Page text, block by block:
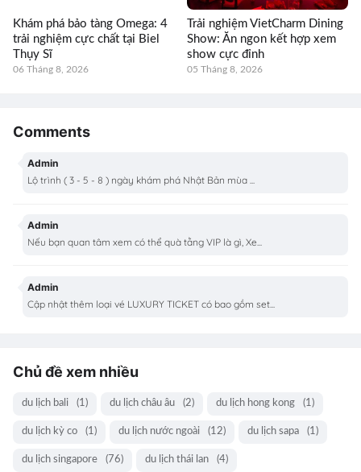
Khám phá bảo tàng Omega: 4
trải nghiệm cực chất tại Biel
Thụy Sĩ
06 Tháng 8, 2026
Trải nghiệm VietCharm Dining
Show: Ăn ngon kết hợp xem
show cực đỉnh
05 Tháng 8, 2026
Comments
Admin
Lộ trình ( 3 - 5 - 8 ) ngày khám phá Nhật Bản mùa ...
Admin
Nếu bạn quan tâm xem có thể quà tằng VIP là gì, Xe...
Admin
Cập nhật thêm loại vé LUXURY TICKET có bao gồm set...
Chủ đề xem nhiều
du lịch bali (1) du lịch châu âu (2) du lịch hong kong (1)
du lịch kỳ co (1) du lịch nước ngoài (12) du lịch sapa (1)
du lịch singapore (76) du lịch thái lan (4)